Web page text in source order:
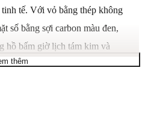
tế. Với vỏ bằng thép không
số bằng sợi carbon màu đen,
hồ bấm giờ lịch tám kim và
chịu nước ở độ sâu 300 mét.
thêm